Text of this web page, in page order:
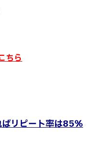
ちら
リピート率は85％